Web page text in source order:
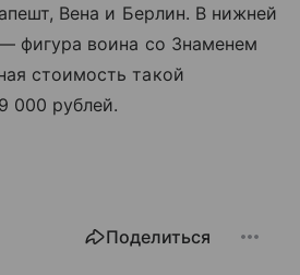
Вена и Берлин. В нижней
фигура воина со Знаменем
стоимость такой
000 рублей.
Поделиться